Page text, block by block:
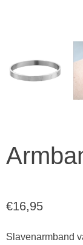
€16,95
Slavenarmband